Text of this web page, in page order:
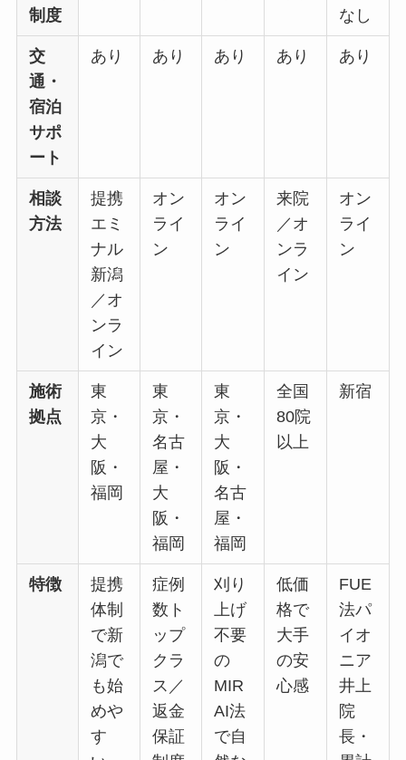
制度
なし
交
通・
宿泊
サポ
ート
あり あり あり あり あり
相談
方法
提携
エミ
ナル
新潟
／オ
ンラ
イン
オン
ライ
ン
オン
ライ
ン
来院
／オ
ンラ
イン
オン
ライ
ン
施術
拠点
東
京・
大
阪・
福岡
東
京・
名古
屋・
大
阪・
福岡
東
京・
大
阪・
名古
屋・
福岡
全国
80院
以上
新宿
特徴
提携
体制
で新
潟で
も始
めや
す
症例
数ト
ップ
クラ
ス／
返金
保証
刈り
上げ
不要
の
MIR
AI法
で自
低価
格で
大手
の安
心感
FUE
法パ
イオ
ニア
井上
院
長・